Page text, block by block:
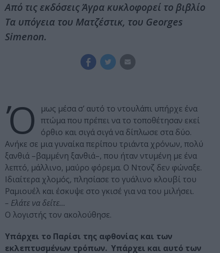
Από τις εκδόσεις Άγρα κυκλοφορεί το βιβλίο
Τα υπόγεια του Ματζέστικ, του Georges
Simenon.
Ό
μως μέσα σ’ αυτό το ντουλάπι υπήρχε ένα
πτώμα που πρέπει να το τοποθέτησαν εκεί
όρθιο και σιγά σιγά να δίπλωσε στα δύο.
Ανήκε σε μια γυναίκα περίπου τριάντα χρόνων, πολύ
ξανθιά –βαμμένη ξανθιά–, που ήταν ντυμένη με ένα
λεπτό, μάλλινο, μαύρο φόρεμα. Ο Ντονζ δεν φώναξε.
Ιδιαίτερα χλομός, πλησίασε το γυάλινο κλουβί του
Ραμιουέλ και έσκυψε στο γκισέ για να του μιλήσει.
– Ελάτε να δείτε…
Ο λογιστής τον ακολούθησε.
Υπάρχει το Παρίσι της αφθονίας και των
εκλεπτυσμένων τρόπων. Υπάρχει και αυτό των